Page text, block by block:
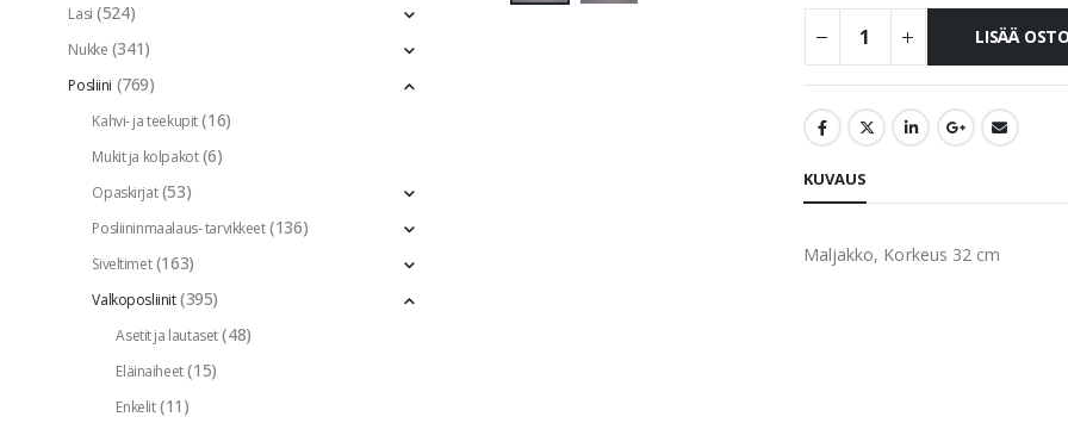
LISÄÄ
KUVAUS
Maljakko, Korkeus 32 cm
Lasi (524)
Nukke (341)
Posliini (769)
Kahvi- ja teekupit (16)
Mukit ja kolpakot (6)
Opaskirjat (53)
Posliininmaalaus- tarvikkeet (136)
Siveltimet (163)
Valkoposliinit (395)
Asetit ja lautaset (48)
Eläinaiheet (15)
Enkelit (11)